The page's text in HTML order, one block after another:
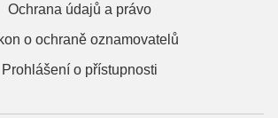
Ochrana údajů a právo
o ochraně oznamovatelů
Prohlášení o přístupnosti